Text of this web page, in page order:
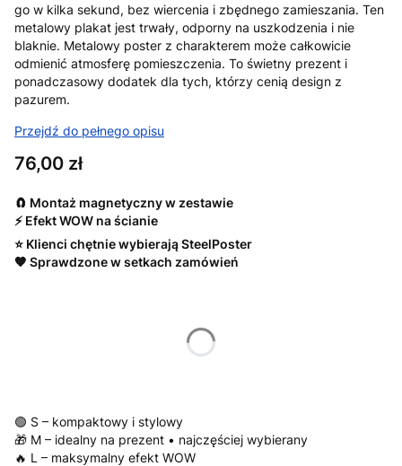
go w kilka sekund, bez wiercenia i zbędnego zamieszania. Ten
metalowy plakat jest trwały, odporny na uszkodzenia i nie
blaknie. Metalowy poster z charakterem może całkowicie
odmienić atmosferę pomieszczenia. To świetny prezent i
ponadczasowy dodatek dla tych, którzy cenią design z
pazurem.
Przejdź do pełnego opisu
Cena
76,00 zł
🧲 Montaż magnetyczny w zestawie
⚡ Efekt WOW na ścianie
⭐ Klienci chętnie wybierają SteelPoster
🧡 Sprawdzone w setkach zamówień
🟢 S – kompaktowy i stylowy
🎁 M – idealny na prezent • najczęściej wybierany
🔥 L – maksymalny efekt WOW